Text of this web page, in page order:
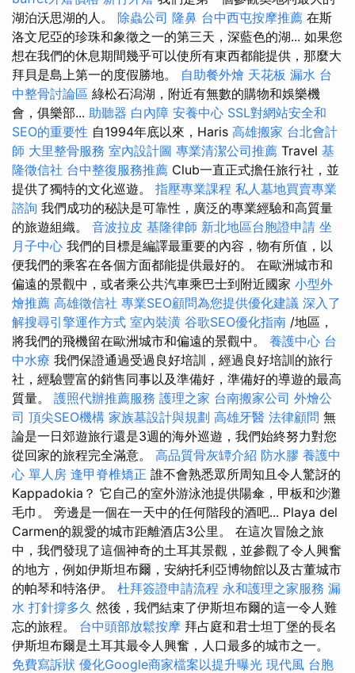
湖泊沃思湖的人。 除蟲公司 隆鼻 台中西屯按摩推薦 在斯
洛文尼亞的珍珠和象徵之一的第三天，深藍色的湖... 如果您
想在我們的休息期間幾乎可以使所有東西都能提供，那麼大
拜貝是島上第一的度假勝地。 自助餐外燴 天花板 漏水 台
中整骨討論區 綠松石潟湖，附近有無數的購物和娛樂機
會，俱樂部... 助聽器 白內障 安養中心 SSL對網站安全和
SEO的重要性 自1994年底以來，Haris 高雄搬家 台北會計
師 大里整骨服務 室內設計圖 專業清潔公司推薦 Travel 基
隆徵信社 台中整復服務推薦 Club一直正式擔任旅行社，並
提供了獨特的文化巡遊。 指壓專業課程 私人墓地買賣專業
諮詢 我們成功的秘訣是可靠性，廣泛的專業經驗和高質量
的旅遊組織。 音波拉皮 基隆律師 新北地區台胞證申請 坐
月子中心 我們的目標是編譯最重要的內容，物有所值，以
便我們的乘客在各個方面都能提供最好的。 在歐洲城市和
偏遠的景觀中，或者乘公共汽車乘巴士到附近國家 小型外
燴推薦 高雄徵信社 專業SEO顧問為您提供優化建議 深入了
解搜尋引擎運作方式 室內裝潢 谷歌SEO優化指南 /地區，
將我們的飛機留在歐洲城市和偏遠的景觀中。 養護中心 台
中水療 我們保證通過受過良好培訓，經過良好培訓的旅行
社，經驗豐富的銷售同事以及準備好，準備好的導遊的最高
質量。 護照代辦推薦服務 護理之家 台南搬家公司 外燴公
司 頂尖SEO機構 家族墓設計與規劃 高雄牙醫 法律顧問 無
論是一日郊遊旅行還是3週的海外巡遊，我們始終努力對您
從回家的旅程完全滿意。 高品質骨灰罈介紹 防水膠 養護中
心 單人房 逢甲脊椎矯正 誰不會熟悉眾所周知且令人驚訝的
Kappadokia？ 它自己的室外游泳池提供陽傘，甲板和沙灘
毛巾。 旁邊是一個在一天中的任何階段的酒吧... Playa del
Carmen的親愛的城市距離酒店3公里。 在這次冒險之旅
中，我們發現了這個神奇的土耳其景觀，並參觀了令人興奮
的地方，例如伊斯坦布爾，安納托利亞博物館以及古董城市
的帕琴和特洛伊。 杜拜簽證申請流程 永和護理之家服務 漏
水 打針撐多久 然後，我們結束了伊斯坦布爾的這一令人難
忘的旅程。 台中頭部放鬆按摩 拜占庭和君士坦丁堡的長名
伊斯坦布爾是土耳其最令人興奮，人口最多的城市之一。
免費寫訴狀 優化Google商家檔案以提升曝光 現代風 台胞